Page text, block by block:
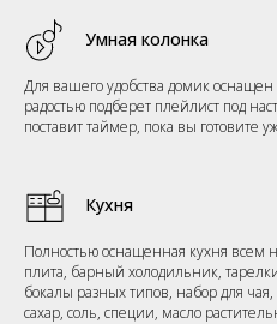
Умная колонка
Для вашего удобства домик
радостью подберет плейлист под
поставит таймер, пока вы готовите
Кухня
Полностью оснащенная кухня всем
плита, барный холодильник,
бокалы разных типов, набор для
сахар, соль, специи, масло